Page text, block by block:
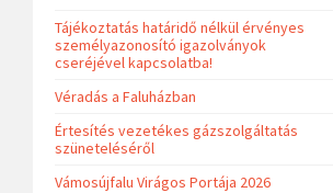
Tájékoztatás határidő nélkül érvényes
személyazonosító igazolványok
cseréjével kapcsolatba!
Véradás a Faluházban
Értesítés vezetékes gázszolgáltatás
szüneteléséről
Vámosújfalu Virágos Portája 2026